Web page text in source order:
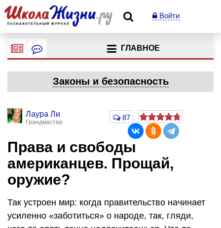
Войти
ГЛАВНОЕ
Законы и безопасность
Лаура Ли
Грандмастер
87
Права и свободы
американцев. Прощай,
оружие?
Так устроен мир: когда правительство начинает
усиленно «заботиться» о народе, так, гляди,